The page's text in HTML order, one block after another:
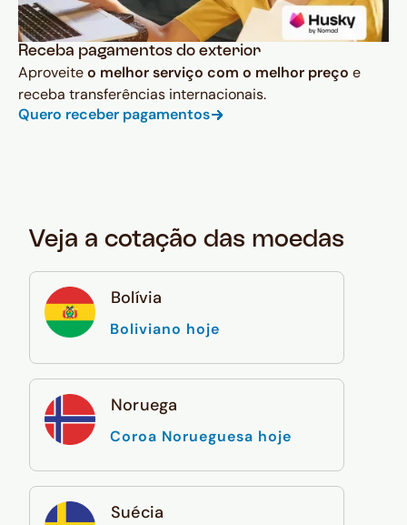
Receba pagamentos do exterior
Aproveiteo melhor serviço com o melhor preço e
receba transferências internacionais.
Quero receber pagamentos
Veja a cotação das moedas
Bolívia
Boliviano hoje
Noruega
Coroa Norueguesa hoje
Suécia